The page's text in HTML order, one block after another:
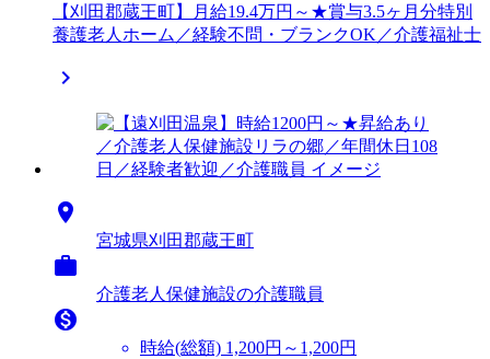
【刈田郡蔵王町】月給19.4万円～★賞与3.5ヶ月分特別
養護老人ホーム／経験不問・ブランクOK／介護福祉士


宮城県刈田郡蔵王町

介護老人保健施設の介護職員

時給(総額) 1,200円～1,200円